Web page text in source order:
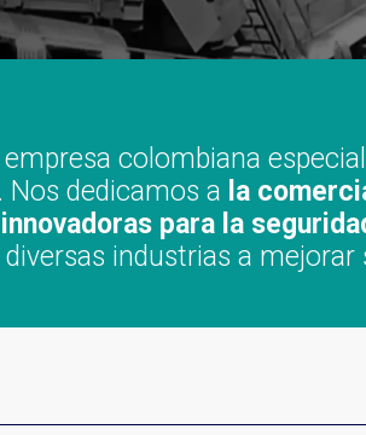
colombiana
Nos dedicamos a la
para la
industrias a